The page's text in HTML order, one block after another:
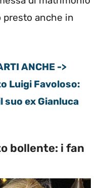
presto anche in
ANCHE ->
Luigi Favoloso:
suo ex Gianluca
bollente: i fan